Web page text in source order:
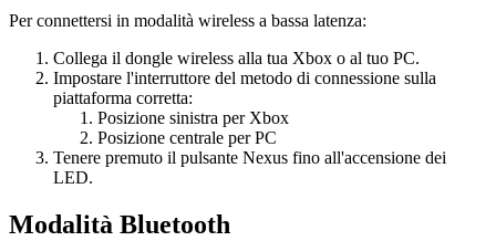
Per connettersi in modalità wireless a bassa latenza:
Collega il dongle wireless alla tua Xbox o al tuo PC.
Impostare l'interruttore del metodo di connessione sulla
piattaforma corretta:
Posizione sinistra per Xbox
Posizione centrale per PC
Tenere premuto il pulsante Nexus fino all'accensione dei
LED.
Modalità Bluetooth